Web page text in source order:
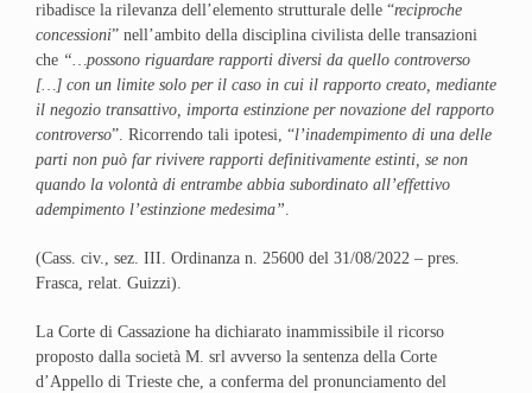
ribadisce la rilevanza dell’elemento strutturale delle “reciproche
concessioni” nell’ambito della disciplina civilista delle transazioni
che “…possono riguardare rapporti diversi da quello controverso
[…] con un limite solo per il caso in cui il rapporto creato, mediante
il negozio transattivo, importa estinzione per novazione del rapporto
controverso”. Ricorrendo tali ipotesi, “l’inadempimento di una delle
parti non può far rivivere rapporti definitivamente estinti, se non
quando la volontà di entrambe abbia subordinato all’effettivo
adempimento l’estinzione medesima”.
(Cass. civ., sez. III. Ordinanza n. 25600 del 31/08/2022 – pres.
Frasca, relat. Guizzi).
La Corte di Cassazione ha dichiarato inammissibile il ricorso
proposto dalla società M. srl avverso la sentenza della Corte
d’Appello di Trieste che, a conferma del pronunciamento del